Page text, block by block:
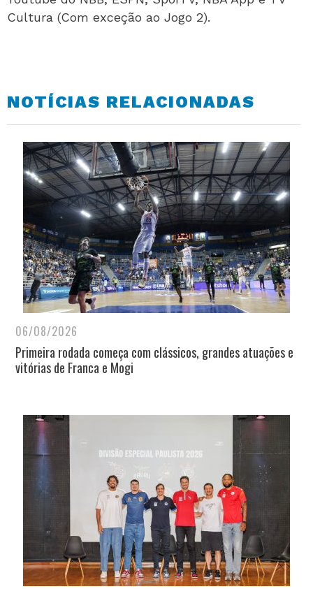
Cultura (Com exceção ao Jogo 2).
NOTÍCIAS RELACIONADAS
06/08/2026
Primeira rodada começa com clássicos, grandes atuações e
vitórias de Franca e Mogi